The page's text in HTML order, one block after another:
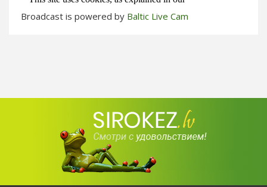
Broadcast is powered by Baltic Live Cam